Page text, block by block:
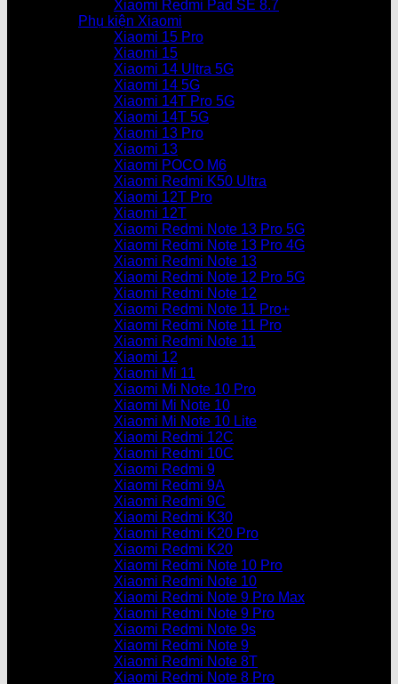
Xiaomi Redmi Pad SE 8.7
Phụ kiện Xiaomi
Xiaomi 15 Pro
Xiaomi 15
Xiaomi 14 Ultra 5G
Xiaomi 14 5G
Xiaomi 14T Pro 5G
Xiaomi 14T 5G
Xiaomi 13 Pro
Xiaomi 13
Xiaomi POCO M6
Xiaomi Redmi K50 Ultra
Xiaomi 12T Pro
Xiaomi 12T
Xiaomi Redmi Note 13 Pro 5G
Xiaomi Redmi Note 13 Pro 4G
Xiaomi Redmi Note 13
Xiaomi Redmi Note 12 Pro 5G
Xiaomi Redmi Note 12
Xiaomi Redmi Note 11 Pro+
Xiaomi Redmi Note 11 Pro
Xiaomi Redmi Note 11
Xiaomi 12
Xiaomi Mi 11
Xiaomi Mi Note 10 Pro
Xiaomi Mi Note 10
Xiaomi Mi Note 10 Lite
Xiaomi Redmi 12C
Xiaomi Redmi 10C
Xiaomi Redmi 9
Xiaomi Redmi 9A
Xiaomi Redmi 9C
Xiaomi Redmi K30
Xiaomi Redmi K20 Pro
Xiaomi Redmi K20
Xiaomi Redmi Note 10 Pro
Xiaomi Redmi Note 10
Xiaomi Redmi Note 9 Pro Max
Xiaomi Redmi Note 9 Pro
Xiaomi Redmi Note 9s
Xiaomi Redmi Note 9
Xiaomi Redmi Note 8T
Xiaomi Redmi Note 8 Pro